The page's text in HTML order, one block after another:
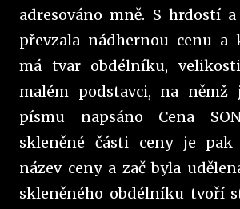
adresováno mně. S hrdostí
převzala nádhernou cenu a
má tvar obdélníku,
malém podstavci, na němž
písmu napsáno Cena
skleněné části ceny je pak
název ceny a zač byla
skleněného obdélníku tvoří